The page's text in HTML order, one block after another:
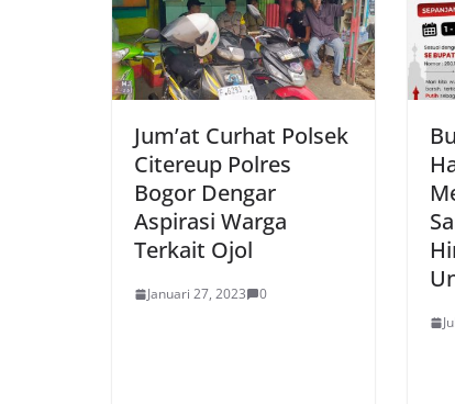
Jum’at Curhat Polsek
Citereup Polres
Bogor Dengar
Aspirasi Warga
Terkait Ojol
Januari 27, 2023 0